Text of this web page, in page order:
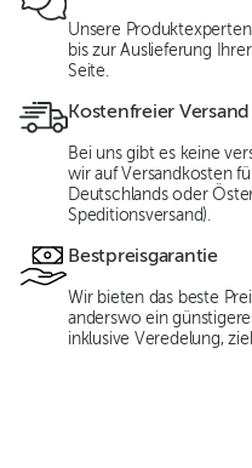
Unsere
bis zur Auslieferung
Seite.
Kostenfreier Versand
Bei uns gibt es keine
wir auf Versandkosten
Deutschlands oder
Speditionsversand).
Bestpreisgarantie
Wir bieten das beste
anderswo ein
inklusive Veredelung,